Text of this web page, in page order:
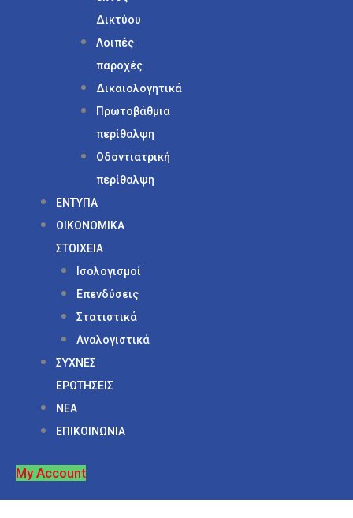
Δικτύου
Λοιπές
παροχές
Δικαιολογητικά
Πρωτοβάθμια
περίθαλψη
Οδοντιατρική
περίθαλψη
ΕΝΤΥΠΑ
ΟΙΚΟΝΟΜΙΚΑ
ΣΤΟΙΧΕΙΑ
Ισολογισμοί
Επενδύσεις
Στατιστικά
Αναλογιστικά
ΣΥΧΝΕΣ
ΕΡΩΤΗΣΕΙΣ
ΝΕΑ
ΕΠΙΚΟΙΝΩΝΙΑ
My Account